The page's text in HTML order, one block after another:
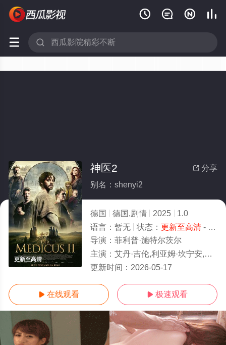
   
 
更新至高清
 分享
神医2
别名：shenyi2
德国 德国,剧情 2025
1.0
语言： 暂无 状态： 更新至高清- 免费在线观看
导演： 菲利普·施特尔茨尔
主演： 艾丹·吉伦,利亚姆·坎宁安,汤姆·佩恩
更新时间： 2026-05-17
 在线观看  极速观看